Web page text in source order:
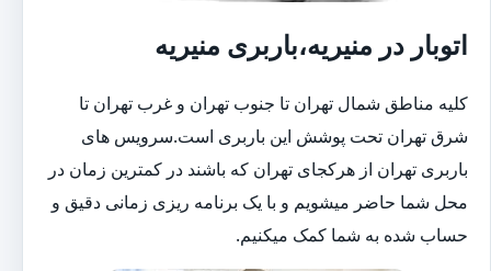
اتوبار در منیریه،باربری منیریه
کلیه مناطق شمال تهران تا جنوب تهران و غرب تهران تا
شرق تهران تحت پوشش این باربری است.سرویس های
باربری تهران از هرکجای تهران که باشند در کمترین زمان در
محل شما حاضر میشویم و با یک برنامه ریزی زمانی دقیق و
حساب شده به شما کمک میکنیم.